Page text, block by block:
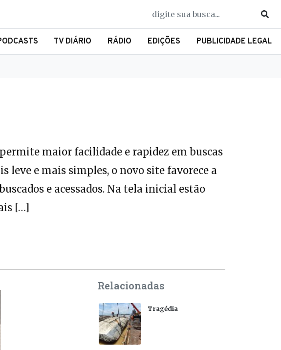
TV DIÁRIO RÁDIO EDIÇÕES PUBLICIDADE LEGAL
maior facilidade e rapidez em buscas
leve e mais simples, o novo site favorece a
e acessados. Na tela inicial estão
[…]
Relacionadas
Tragédia